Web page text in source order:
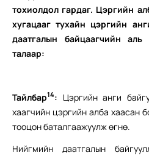
тохиолдол гардаг. Цэргийн
хугацааг тухайн цэргийн
даатгалын байцаагчийн
талаар:
Тайлбар14: Цэргийн анги
хаагчийн цэргийн алба хаасан
тооцон баталгаажуулж өгнө.
Нийгмийн даатгалын